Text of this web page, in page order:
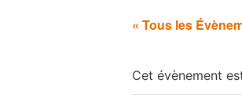
« Tous les
Cet évènement